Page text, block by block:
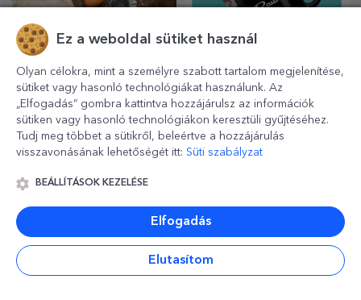
Személyre szabott
poháralátétek
A legszebb tészta
elkészítésének titka, hogy a
varázslatos sodrófáinkat
finomságúak lesznek!
Személyre szabott
fekete bögrék
Örökítse meg az izgalmat egy
meséből kilépett ajándékkal!
A teljesen fekete bögrék
Ez a weboldal sütiket használ
Olyan célokra, mint a személyre szabott tartalom megjelenítése,
sütiket vagy hasonló technológiákat használunk. Az
„Elfogadás” gombra kattintva hozzájárulsz az információk
sütiken vagy hasonló technológiákon keresztüli gyűjtéséhez.
Tudj meg többet a sütikről, beleértve a hozzájárulás
visszavonásának lehetőségét itt: Süti szabályzat
BEÁLLÍTÁSOK KEZELÉSE
Elfogadás
Elutasítom